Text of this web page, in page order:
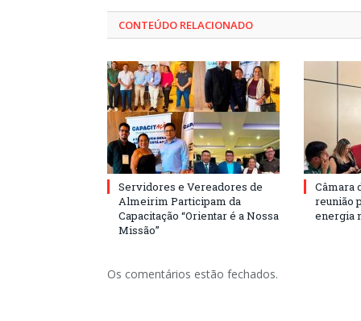
CONTEÚDO RELACIONADO
Servidores e Vereadores de
Almeirim Participam da
Capacitação “Orientar é a Nossa
Missão”
Câmara
reunião
energia
Os comentários estão fechados.